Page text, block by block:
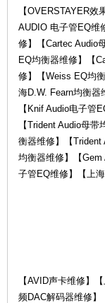
【OVERSTAYER
AUDIO 电子管EQ维
修】【Cartec Audio
EQ均衡器维修】【
修】【Weiss EQ均
海D.W. Fearn均衡器
【Knif Audio电子管
【Trident Audio母
衡器维修】【Trident
均衡器维修】【
子管EQ维修】【上
【AVID声卡维修】
频DAC解码器维修